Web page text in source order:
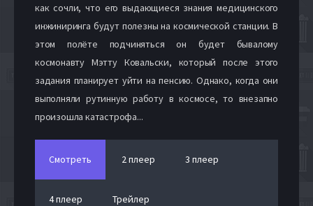
как сочли, что его выдающиеся знания медицинского
инжиниринга будут полезны на космической станции. В
этом полёте подчиняться он будет бывалому
космонавту Мэтту Ковальски, который после этого
задания планирует уйти на пенсию. Однако, когда они
выполняли рутинную работу в космосе, то внезапно
произошла катастрофа...
Смотреть 2 плеер 3 плеер
4 плеер Трейлер